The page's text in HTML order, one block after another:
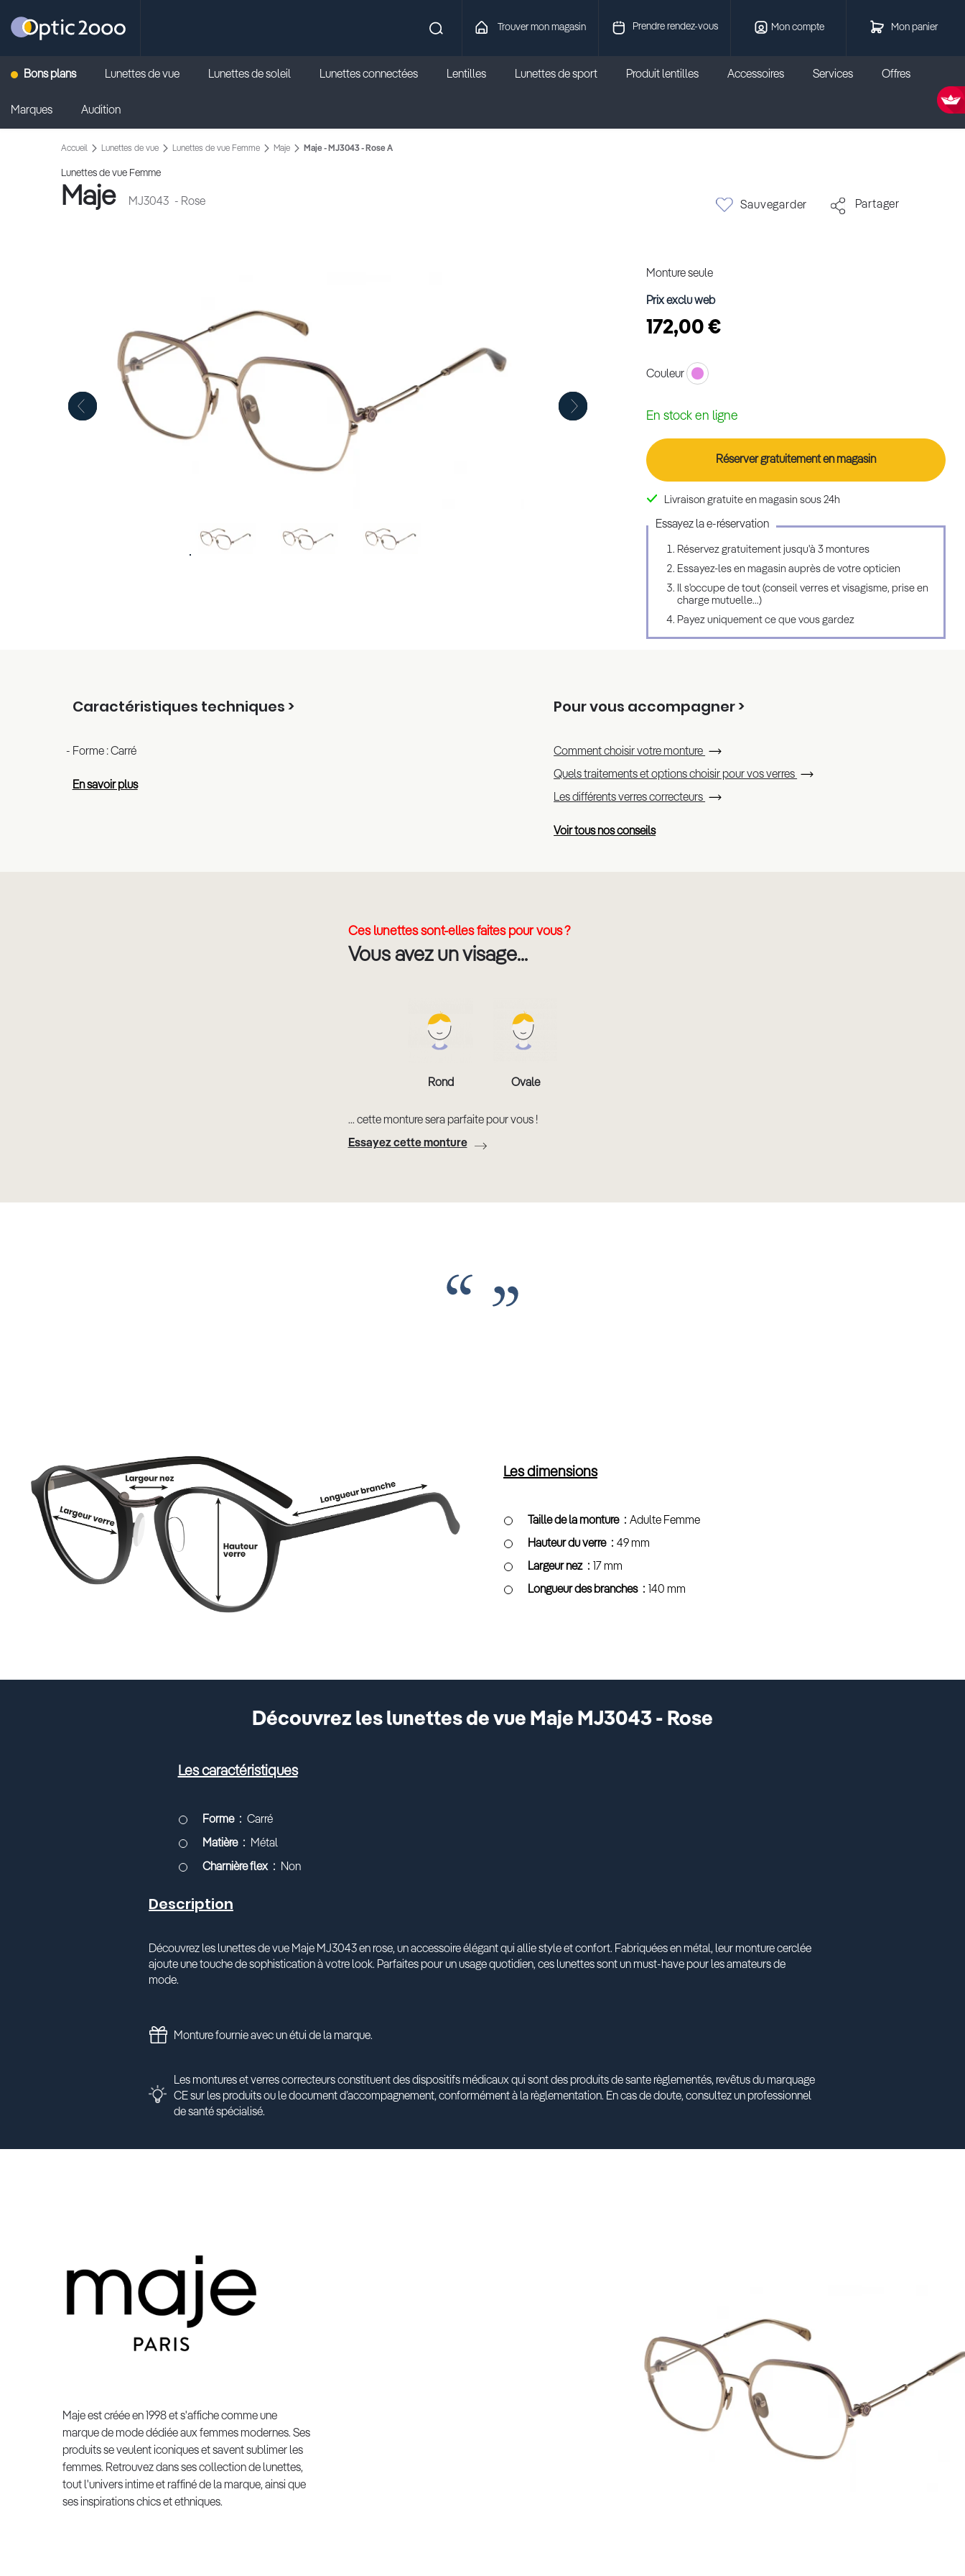
Retour vers la page d'accueil Mon panier
Prendre rendez-vous Mon compte
Trouver mon magasin
Bons plans Lunettes de vue Lunettes de soleil Lunettes connectées Lentilles Lunettes de sport Produit lentilles Accessoires Services Offres
Marques Audition
Accueil Lunettes de vue Lunettes de vue Femme Maje Maje - MJ3043 - Rose A
Lunettes de vue Femme
Maje MJ3043 - Rose Sauvegarder Partager
Monture seule
Prix exclu web
172,00 €
Couleur
En stock en ligne
Réserver gratuitement en magasin
Livraison gratuite en magasin sous 24h
Essayez la e-réservation
Réservez gratuitement jusqu'à 3 montures
Essayez-les en magasin auprès de votre opticien
Il s'occupe de tout (conseil verres et visagisme, prise en
charge mutuelle...)
Payez uniquement ce que vous gardez
Caractéristiques techniques >
Forme : Carré
En savoir plus
Pour vous accompagner >
Comment choisir votre monture
Quels traitements et options choisir pour vos verres
Les différents verres correcteurs
Voir tous nos conseils
Ces lunettes sont-elles faites pour vous ?
Vous avez un visage...
Rond Ovale
... cette monture sera parfaite pour vous !
Essayez cette monture
Les dimensions
Taille de la monture
Adulte Femme
Hauteur du verre
49 mm
Largeur nez
17 mm
Longueur des branches
140 mm
Découvrez les lunettes de vue Maje MJ3043 - Rose
Les caractéristiques
Forme Carré
Matière Métal
Charnière flex Non
Description
Découvrez les lunettes de vue Maje MJ3043 en rose, un accessoire élégant qui allie style et confort. Fabriquées en métal, leur monture cerclée
ajoute une touche de sophistication à votre look. Parfaites pour un usage quotidien, ces lunettes sont un must-have pour les amateurs de
mode.
Monture fournie avec un étui de la marque.
Les montures et verres correcteurs constituent des dispositifs médicaux qui sont des produits de sante règlementés, revêtus du marquage
CE sur les produits ou le document d’accompagnement, conformément à la règlementation. En cas de doute, consultez un professionnel
de santé spécialisé.
Maje est créée en 1998 et s'affiche comme une
marque de mode dédiée aux femmes modernes. Ses
produits se veulent iconiques et savent sublimer les
femmes. Retrouvez dans ses collection de lunettes,
tout l'univers intime et raffiné de la marque, ainsi que
ses inspirations chics et ethniques.